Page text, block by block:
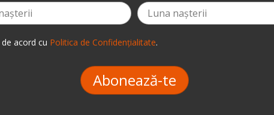
acord cu Politica de Confidențialitate.
Abonează-te